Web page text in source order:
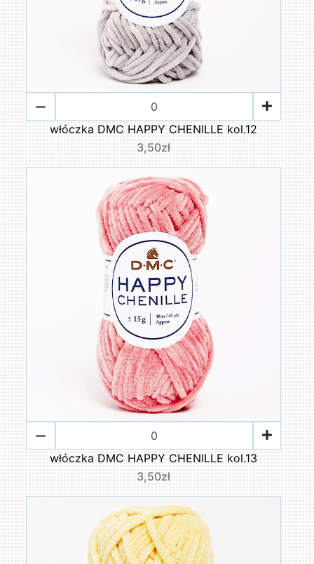
włóczka DMC HAPPY CHENILLE kol.12
3,50zł
włóczka DMC HAPPY CHENILLE kol.13
3,50zł